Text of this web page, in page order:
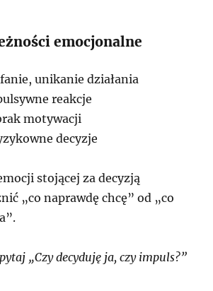
emocjonalne
unikanie działania
reakcje
motywacji
decyzje
stojącej za decyzją
„co naprawdę chcę” od „co
„Czy decyduję ja, czy impuls?”